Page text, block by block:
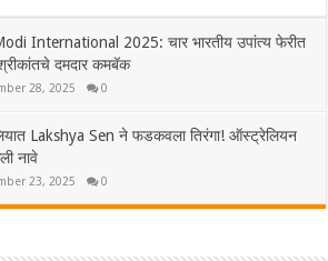
International 2025: चार भारतीय उपांत्य फेरीत
दमदार कमबॅक
28, 2025 0
Lakshya Sen ने फडकवला तिरंगा! ऑस्ट्रेलियन
नावे
23, 2025 0